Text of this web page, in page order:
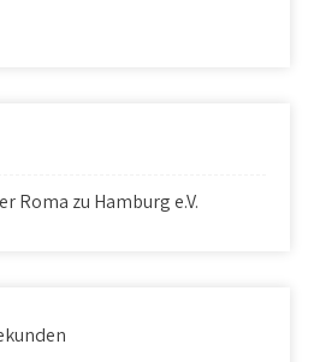
Roma zu Hamburg e.V.